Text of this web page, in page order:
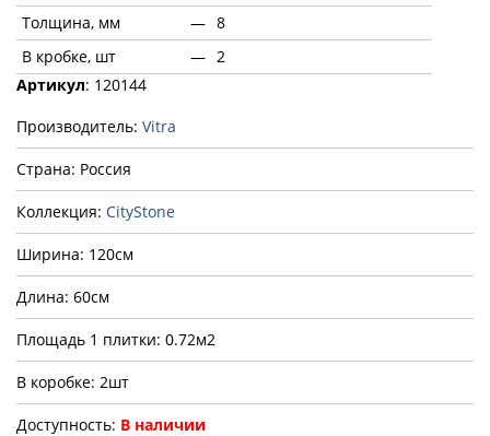
Толщина, мм
— 8
В кробке, шт
— 2
Артикул: 120144
Производитель: Vitra
Страна: Россия
Коллекция: CityStone
Ширина: 120см
Длина: 60см
Площадь 1 плитки: 0.72м2
В коробке: 2шт
Доступность: В наличии